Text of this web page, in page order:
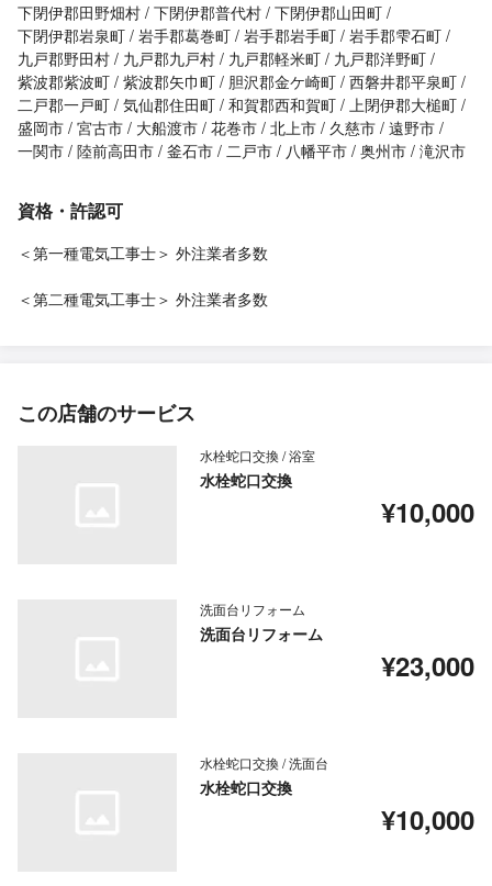
下閉伊郡田野畑村 下閉伊郡普代村 下閉伊郡山田町
下閉伊郡岩泉町 岩手郡葛巻町 岩手郡岩手町 岩手郡雫石町
九戸郡野田村
九戸郡九戸村 九戸郡軽米町
九戸郡洋野町
紫波郡紫波町 紫波郡矢巾町 胆沢郡金ケ崎町 西磐井郡平泉町
二戸郡一戸町 気仙郡住田町 和賀郡西和賀町 上閉伊郡大槌町
盛岡市 宮古市 大船渡市 花巻市 北上市 久慈市 遠野市
一関市 陸前高田市 釜石市 二戸市 八幡平市 奥州市 滝沢市
資格・許認可
＜第一種電気工事士＞ 外注業者多数
＜第二種電気工事士＞ 外注業者多数
この店舗のサービス
水栓蛇口交換 / 浴室
水栓蛇口交換
¥10,000
洗面台リフォーム
洗面台リフォーム
¥23,000
水栓蛇口交換 / 洗面台
水栓蛇口交換
¥10,000